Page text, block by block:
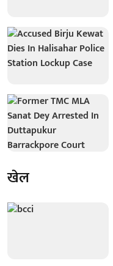
खेल